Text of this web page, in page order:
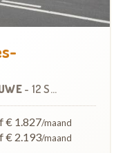
- 12 SERVICEFLATS
€ 1.827/maand
€ 2.193/maand